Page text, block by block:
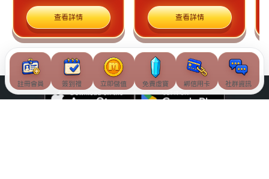
查看詳情 查看詳情
註冊會員 簽到禮 立即儲值 免費虛寶 綁信用卡 社群資訊